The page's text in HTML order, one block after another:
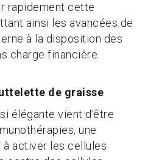
rapidement cette
ainsi les avancées de
à la disposition des
charge financière.
de graisse
élégante vient d'être
une
activer les cellules